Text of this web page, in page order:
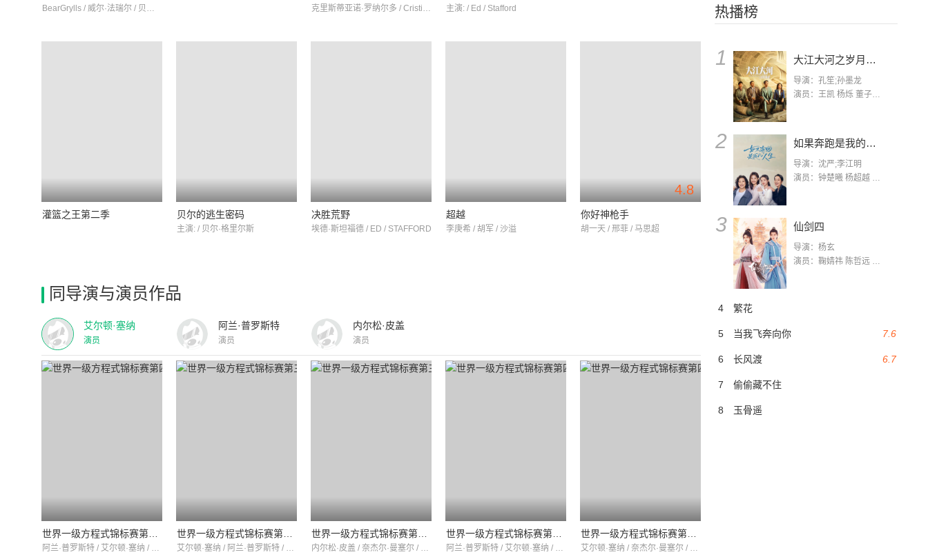
热播榜
1 大江大河之岁月如歌
导演：孔笙;孙墨龙
演员：王凯 杨烁 董子健 杨采钰 张佳宁 练练 林栋甫 房子斌
2 如果奔跑是我的人生
导演：沈严;李江明
演员：钟楚曦 杨超越 许娣 陈小艺 侯雯元 宋洋 王宥钧 李添诺
3 仙剑四
导演：杨玄
演员：鞠婧祎 陈哲远 茅子俊 毛晓慧 王媛可 张志浩 林枫松 张帆（演员）
4 繁花
7.6
5 当我飞奔向你
6.7
6 长风渡
7 偷偷藏不住
8 玉骨遥
BearGrylls / 威尔·法瑞尔 / 贝尔·格里尔斯 克里斯蒂亚诺·罗纳尔多 / Cristiano / Ronaldo 主演: / Ed / Stafford
灌篮之王第二季 贝尔的逃生密码
主演: / 贝尔·格里尔斯
决胜荒野
埃德·斯坦福德 / ED / STAFFORD
超越
李庚希 / 胡军 / 沙溢
4.8
你好神枪手
胡一天 / 邢菲 / 马思超
同导演与演员作品
艾尔顿·塞纳
演员
阿兰·普罗斯特
演员
内尔松·皮盖
演员
阿兰·普罗斯特 / 艾尔顿·塞纳 / 戴蒙·希尔 艾尔顿·塞纳 / 阿兰·普罗斯特 / 格哈德·贝格尔 内尔松·皮盖 / 奈杰尔·曼塞尔 / 艾尔顿·塞纳 阿兰·普罗斯特 / 艾尔顿·塞纳 / 里卡尔多·帕特雷塞 艾尔顿·塞纳 / 奈杰尔·曼塞尔 / 里卡尔多·帕特雷塞